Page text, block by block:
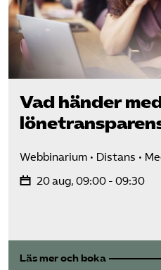
Vad händer
Webbinarium Distans
20 aug, 09:00 - 09:30
Läs mer och boka